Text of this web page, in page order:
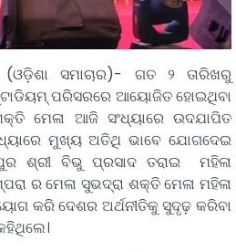
(ଓଡ଼ିଶା ସମାଚାର)- ଗତ ୨ ତାରିଖରୁ
ପରିସରରେ ଆୟୋଜିତ ହୋଇଥିବା
ମେଳା ଆଜି ସଂଧ୍ୟାରେ ଉଦଯାପିତ
ମୁଖ୍ୟ ଅତିଥି ଭାବେ ଯୋଗଦେଇ
ଶ୍ରୀ ବିଭୁ ପ୍ରସାଦ ତରାଇ ମହିଳା
ର ମେଳା ସୁଭଦ୍ରା ଶକ୍ତି ମେଳା ମହିଳା
କରି ଦେଶର ଅର୍ଥନୀତିକୁ ସୁଦୃଢ଼ କରିବା